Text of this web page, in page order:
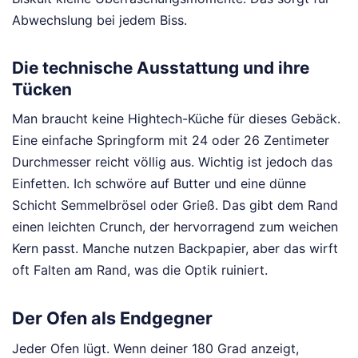
Abwechslung bei jedem Biss.
Die technische Ausstattung und ihre
Tücken
Man braucht keine Hightech-Küche für dieses Gebäck.
Eine einfache Springform mit 24 oder 26 Zentimeter
Durchmesser reicht völlig aus. Wichtig ist jedoch das
Einfetten. Ich schwöre auf Butter und eine dünne
Schicht Semmelbrösel oder Grieß. Das gibt dem Rand
einen leichten Crunch, der hervorragend zum weichen
Kern passt. Manche nutzen Backpapier, aber das wirft
oft Falten am Rand, was die Optik ruiniert.
Der Ofen als Endgegner
Jeder Ofen lügt. Wenn deiner 180 Grad anzeigt,